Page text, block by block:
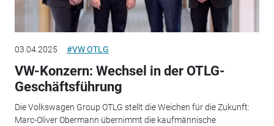
03.04.2025 #VW OTLG
VW-Konzern: Wechsel in der OTLG-
Geschäftsführung
Die Volkswagen Group OTLG stellt die Weichen für die Zukunft:
Marc-Oliver Obermann übernimmt die kaufmännische